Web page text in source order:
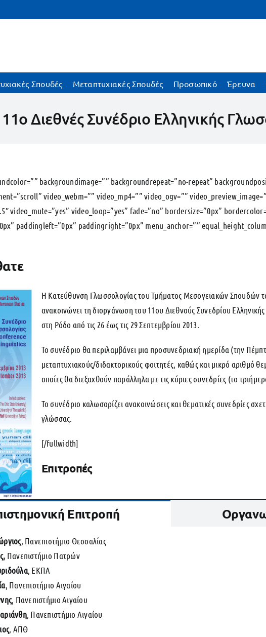
Σπουδές Μεταπτυχιακές Σπουδές Προσωπικό Έρευνα
11ο Διεθνές Συνέδριο Ελληνικής
backgroundimage=”” backgroundrepeat=”no-repeat”
video_webm=”” video_mp4=”” video_ogv=””
video_mute=”yes” video_loop=”yes” fade=”no” bordersize=”0px”
paddingleft=”0px” paddingright=”0px” menu_anchor=””
Η Κατεύθυνση Γλωσσολογίας του Τμήματος Μεσογειακών Σπουδών
ανακοινώνει τη διοργάνωση του 11ου Διεθνούς Συνεδρίου
στη Ρόδο από τις 26 έως τις 29 Σεπτεμβρίου 2013.
Το συνέδριο θα περιλαμβάνει μια προσυνεδριακή ημερίδα (την
μεταπτυχιακούς/διδακτορικούς φοιτητές, καθώς και μικρό αριθμό
οποίες θα διεξαχθούν παράλληλα με τις κύριες συνεδρίες (το
Το συνέδριο καλωσορίζει ανακοινώσεις και θεματικές συνεδρίες
γλώσσας.
[/fullwidth]
Επιτροπές
Επιτροπή
, Πανεπιστήμιο Θεσσαλίας
Πανεπιστήμιο Πατρών
, ΕΚΠΑ
, Πανεπιστήμιο Αιγαίου
, Πανεπιστήμιο Αιγαίου
, Πανεπιστήμιο Αιγαίου
, ΑΠΘ